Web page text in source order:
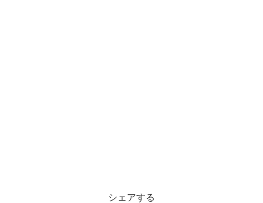
シェアする